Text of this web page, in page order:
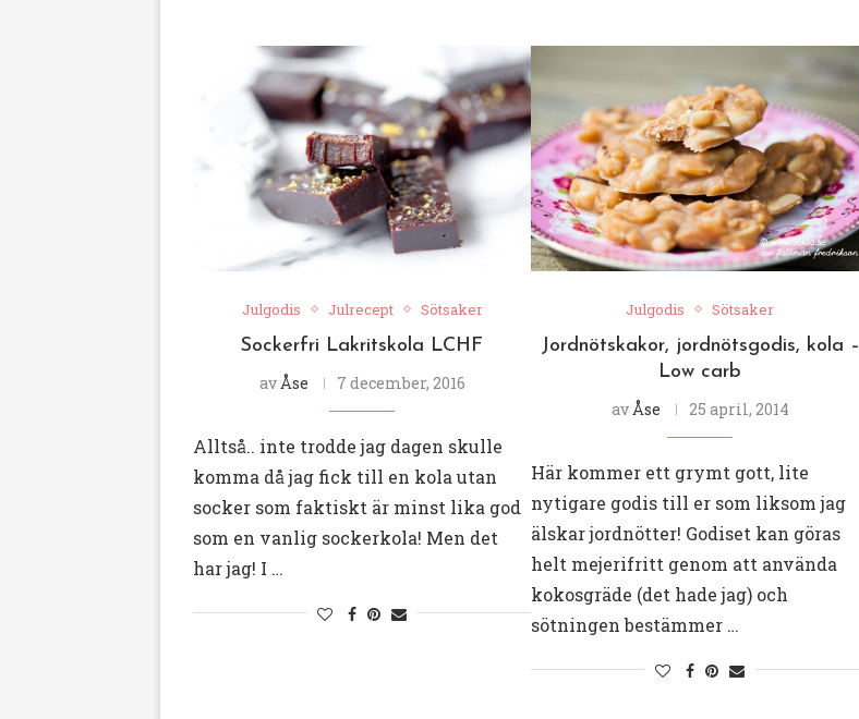
Julgodis Julrecept Sötsaker
Sockerfri Lakritskola LCHF
avÅse 7 december, 2016
Alltså.. inte trodde jag dagen skulle
komma då jag fick till en kola utan
socker som faktiskt är minst lika god
som en vanlig sockerkola! Men det
har jag! I …
Julgodis Sötsaker
Jordnötskakor, jordnötsgodis, kola –
Low carb
avÅse 25 april, 2014
Här kommer ett grymt gott, lite
nytigare godis till er som liksom jag
älskar jordnötter! Godiset kan göras
helt mejerifritt genom att använda
kokosgräde (det hade jag) och
sötningen bestämmer …